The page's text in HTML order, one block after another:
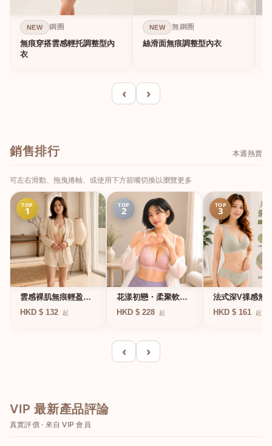
NEW 鋼圈
無痕穿搭雲感輕托調整型內
衣
NEW 無鋼圈
絲滑面無痕調整型內衣
‹ ›
銷售排行 本週熱賣
可左右滑動、拖曳捲軸、或使用下方箭嘴切換以瀏覽更多
TOP
1
雲感裸肌無痕輕盈無
鋼圈內衣
HKD $ 132 起
TOP
2
花漾初戀・柔聚軟鋼
圈蕾絲內衣
HKD $ 228 起
TOP
3
法式深V祼感無
凍軟支撐條無鋼
HKD $ 161 起
‹ ›
VIP 最新產品評論
真實評價 · 來自 VIP 會員